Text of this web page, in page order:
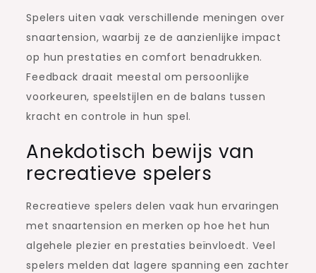
Spelers uiten vaak verschillende meningen over
snaartension, waarbij ze de aanzienlijke impact
op hun prestaties en comfort benadrukken.
Feedback draait meestal om persoonlijke
voorkeuren, speelstijlen en de balans tussen
kracht en controle in hun spel.
Anekdotisch bewijs van
recreatieve spelers
Recreatieve spelers delen vaak hun ervaringen
met snaartension en merken op hoe het hun
algehele plezier en prestaties beïnvloedt. Veel
spelers melden dat lagere spanning een zachter